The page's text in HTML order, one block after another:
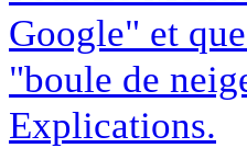
Google" et
"boule de
Explications.